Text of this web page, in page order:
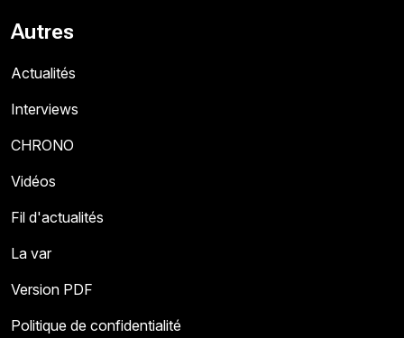
Autres
Actualités
Interviews
CHRONO
Vidéos
Fil d'actualités
La var
Version PDF
Politique de confidentialité